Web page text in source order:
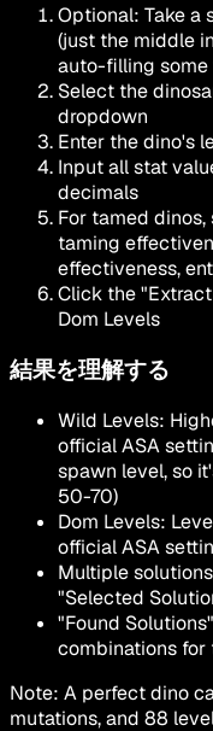
Optional: Take a
(just the middle
auto-filling some
Select the
dropdown
Enter the dino's
Input all stat
decimals
For tamed
taming
effectiveness,
Click the
Dom Levels
結果を理解する
Wild Levels:
official ASA
spawn level, so
50-70)
Dom Levels:
official ASA
Multiple
"Selected
"Found Solutions"
combinations for
Note: A perfect dino
mutations, and 88